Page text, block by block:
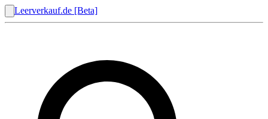
Leerverkauf.de [Beta]